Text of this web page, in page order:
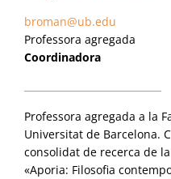
broman@ub.edu
Professora agregada
Coordinadora
Professora agregada a la
Universitat de Barcelona.
consolidat de recerca de
«Aporia: Filosofia